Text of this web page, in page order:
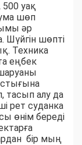
500 уақ
шөп
әр
Шүйгін шөпті
Техника
еңбек
тасып алу да
рет суданка
өнім береді
бір мың